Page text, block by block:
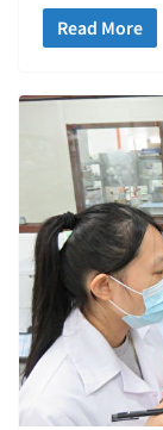
Read More